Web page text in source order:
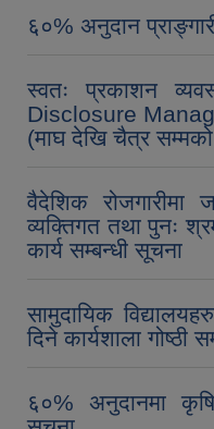
६०% अनुदान
स्वतः प्रकाशन
Disclosure
(माघ देखि चैत्र
वैदेशिक रोजगारीमा
व्यक्तिगत तथा पुनः
कार्य सम्बन्धी सूचना
सामुदायिक
दिने कार्यशाला गोष्ठी
६०% अनुदानमा